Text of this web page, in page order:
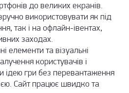
до великих екранів.
використовувати як під
так і на офлайн-івентах,
заходах.
елементи та візуальні
користувачів і
ідею гри без перевантаження
Сайт працює швидко та